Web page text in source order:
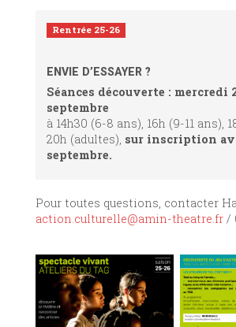
Rentrée 25-26
ENVIE D’ESSAYER ?
Séances découverte : mercredi
septembre
à 14h30 (6-8 ans), 16h (9-11 ans),
20h (adultes), sur inscription
septembre.
Pour toutes questions, contacter
action.culturelle@amin-theatre.fr/